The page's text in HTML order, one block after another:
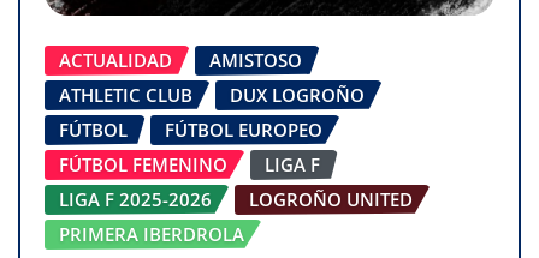
ACTUALIDAD
AMISTOSO
ATHLETIC CLUB
DUX LOGROÑO
FÚTBOL
FÚTBOL EUROPEO
FÚTBOL FEMENINO
LIGA F
LIGA F 2025-2026
LOGROÑO UNITED
PRIMERA IBERDROLA